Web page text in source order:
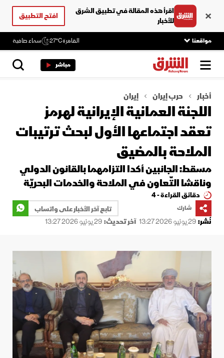
اقرأ هذه المقالة في تطبيق الشرق
للأخبار
افتح التطبيق
مواقعنا القاهرة27°C سماء صافية
مباشر
أخبار حرب إيران إيران
اللجنة العمانية الإيرانية لهرمز
تعقد اجتماعها الأول لبحث ترتيبات
الملاحة بالمضيق
مسقط: الجانبين أكدا التزامهما بالقانون الدولي
وناقشا التّعاون في الملاحة والخدمات البحريّة
دقائق القراءة - 4
شارك
تابع آخر الأخبار على واتساب
نُشر:29 يونيو 2026 13:27 آخر تحديث:29 يونيو 2026 13:27